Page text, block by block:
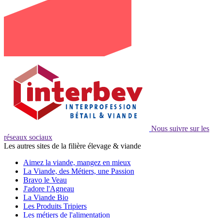
Nous suivre sur les
réseaux sociaux
Les autres sites de la filière élevage & viande
Aimez la viande, mangez en mieux
La Viande, des Métiers, une Passion
Bravo le Veau
J'adore l'Agneau
La Viande Bio
Les Produits Tripiers
Les métiers de l'alimentation